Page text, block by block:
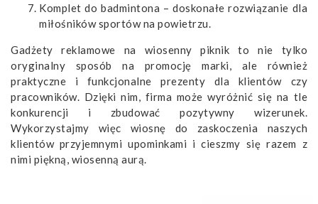
Komplet do badmintona – doskonałe rozwiązanie dla
miłośników sportów na powietrzu.
Gadżety reklamowe na wiosenny piknik to nie tylko
oryginalny sposób na promocję marki, ale również
praktyczne i funkcjonalne prezenty dla klientów czy
pracowników. Dzięki nim, firma może wyróżnić się na tle
konkurencji i zbudować pozytywny wizerunek.
Wykorzystajmy więc wiosnę do zaskoczenia naszych
klientów przyjemnymi upominkami i cieszmy się razem z
nimi piękną, wiosenną aurą.